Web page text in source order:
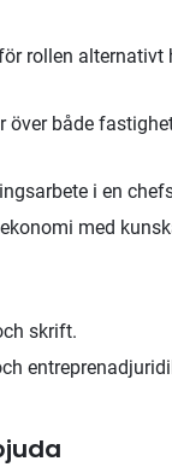
rollen
över både
i en
med
skrift.